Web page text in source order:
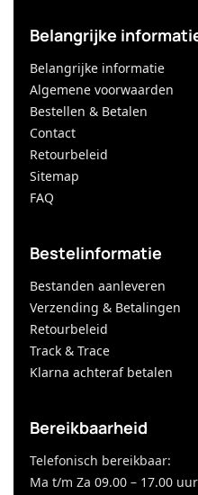
Belangrijke
Belangrijke informatie
Algemene voorwaarden
Bestellen & Betalen
Contact
Retourbeleid
Sitemap
FAQ
Bestelinformatie
Bestanden aanleveren
Verzending & Betalingen
Retourbeleid
Track & Trace
Klarna achteraf betalen
Bereikbaarheid
Telefonisch bereikbaar:
Ma t/m Za 09.00 – 17.00 uur